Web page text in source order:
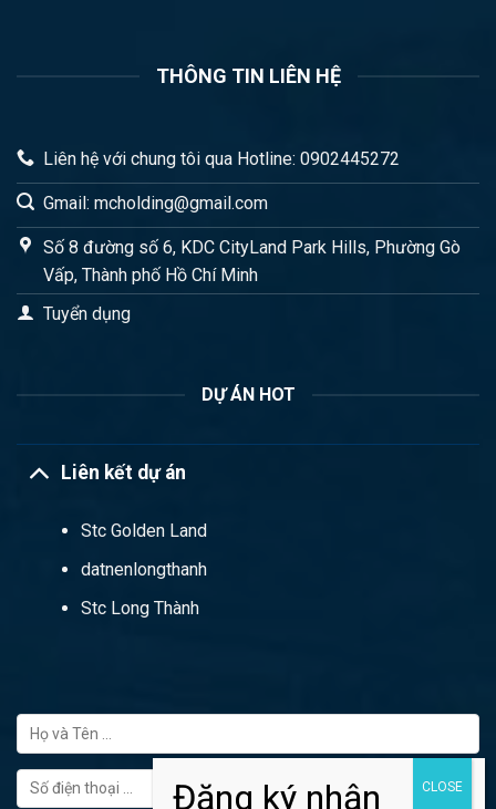
THÔNG TIN LIÊN HỆ
Liên hệ với chung tôi qua Hotline: 0902445272
Gmail: mcholding@gmail.com
Số 8 đường số 6, KDC CityLand Park Hills, Phường Gò
Vấp, Thành phố Hồ Chí Minh
Tuyển dụng
DỰ ÁN HOT
Liên kết dự án
Stc Golden Land
datnenlongthanh
Stc Long Thành
FORM ĐĂNG KÝ TƯ VẤN